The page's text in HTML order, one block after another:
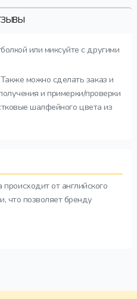
или миксуйте с другими
можно сделать заказ и
и примерки/проверки
шалфейного цвета из
от английского
что позволяет бренду